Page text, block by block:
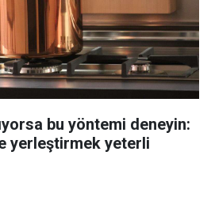
bu yöntemi deneyin:
yerleştirmek yeterli